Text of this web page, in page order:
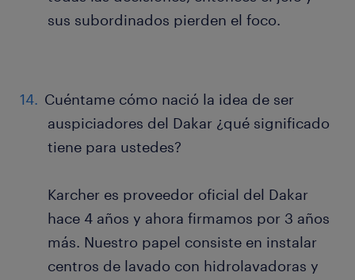
sus subordinados pierden el foco.
Cuéntame cómo nació la idea de ser
auspiciadores del Dakar ¿qué significado
tiene para ustedes?
Karcher es proveedor oficial del Dakar
hace 4 años y ahora firmamos por 3 años
más. Nuestro papel consiste en instalar
centros de lavado con hidrolavadoras y